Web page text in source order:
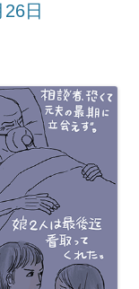
日